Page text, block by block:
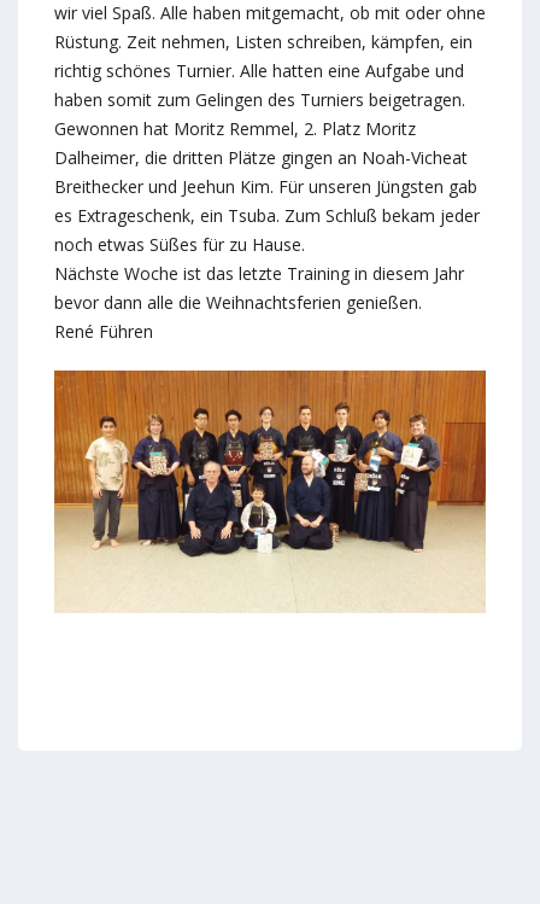
wir viel Spaß. Alle haben mitgemacht, ob mit oder ohne
Rüstung. Zeit nehmen, Listen schreiben, kämpfen, ein
richtig schönes Turnier. Alle hatten eine Aufgabe und
haben somit zum Gelingen des Turniers beigetragen.
Gewonnen hat Moritz Remmel, 2. Platz Moritz
Dalheimer, die dritten Plätze gingen an Noah-Vicheat
Breithecker und Jeehun Kim. Für unseren Jüngsten gab
es Extrageschenk, ein Tsuba. Zum Schluß bekam jeder
noch etwas Süßes für zu Hause.
Nächste Woche ist das letzte Training in diesem Jahr
bevor dann alle die Weihnachtsferien genießen.
René Führen